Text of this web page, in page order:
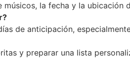
la fecha y la
de anticipación,
y preparar una lista